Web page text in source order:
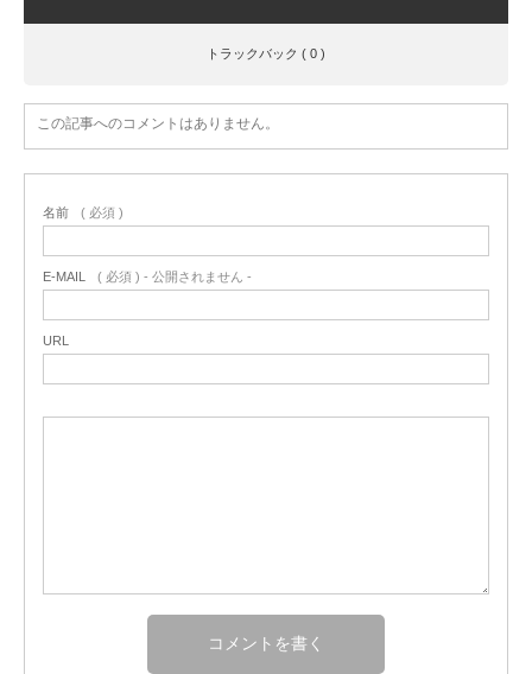
トラックバック ( 0 )
この記事へのコメントはありません。
名前 ( 必須 )
E-MAIL ( 必須 ) - 公開されません -
URL